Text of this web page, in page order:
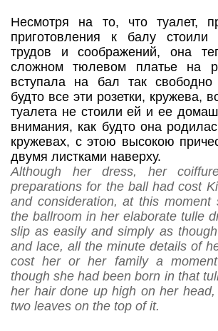
Несмотря на то, что туалет,
приготовления к балу стоили
трудов и соображений, она
сложном тюлевом платье на
вступала на бал так
будто все эти розетки, кружева,
туалета не стоили ей и ее
внимания, как будто она
кружевах, с этою высокою
двумя листками наверху.
Although her dress, her
preparations for the ball had cost
and consideration, at this moment
the ballroom in her elaborate tulle
slip as easily and simply as
and lace, all the minute details of
cost her or her family a
though she had been born in that
her hair done up high on her
two leaves on the top of it.